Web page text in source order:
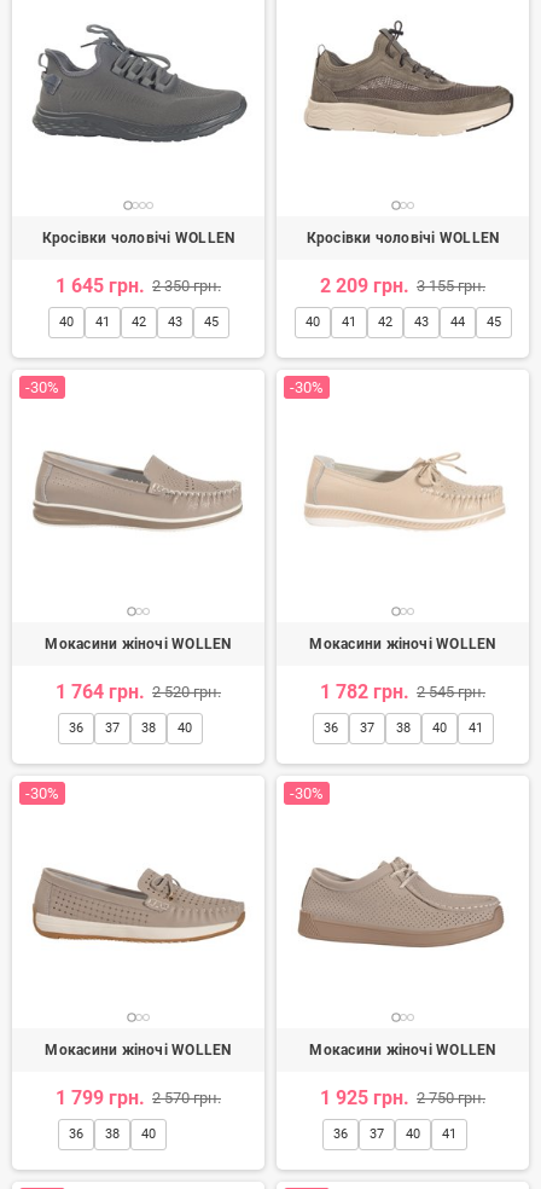
Кросівки чоловічі WOLLEN
1 645 грн. 2 350 грн.
40 41 42 43 45
Кросівки чоловічі WOLLEN
2 209 грн. 3 155 грн.
40 41 42 43 44 45
-30%
Мокасини жіночі WOLLEN
1 764 грн. 2 520 грн.
36 37 38 40
-30%
Мокасини жіночі WOLLEN
1 782 грн. 2 545 грн.
36 37 38 40 41
-30%
Мокасини жіночі WOLLEN
1 799 грн. 2 570 грн.
36 38 40
-30%
Мокасини жіночі WOLLEN
1 925 грн. 2 750 грн.
36 37 40 41